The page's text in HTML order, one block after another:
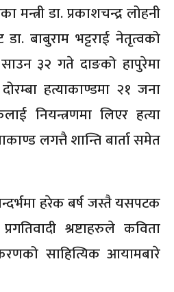
मन्त्री डा. प्रकाशचन्द्र लोहनी
बाबुराम भट्टराई नेतृत्वको
साउन ३२ गते दाङको हापुरेमा
हत्याकाण्डमा २१ जना
नियन्त्रणमा लिएर हत्या
लगत्तै शान्ति बार्ता समेत
हरेक बर्ष जस्तै यसपटक
श्रष्टाहरुले कविता
साहित्यिक आयामबारे